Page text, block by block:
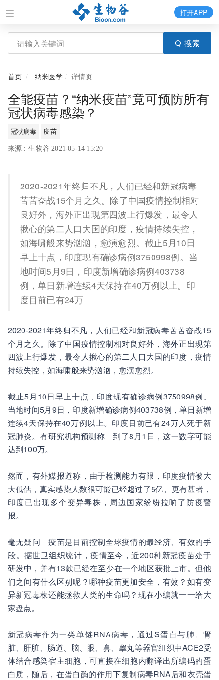
搜索
打开APP
首页 纳米医学 详情页
全能疫苗？“纳米疫苗”竟可预防所有
冠状病毒感染？
冠状病毒 疫苗
来源：生物谷 2021-05-14 15:20
2020-2021年终归不凡，人们已经和新冠病毒
苦苦奋战15个月之久。除了中国疫情控制相对
良好外，海外正出现第四波上行爆发，最令人
揪心的第二人口大国的印度，疫情持续失控，
如海啸般来势汹汹，愈演愈烈。截止5月10日
早上十点，印度现有确诊病例3750998例。当
地时间5月9日，印度新增确诊病例403738
例，单日新增连续4天保持在40万例以上。印
度目前已有24万
2020-2021年终归不凡，人们已经和新冠病毒苦苦奋战15
个月之久。除了中国疫情控制相对良好外，海外正出现第
四波上行爆发，最令人揪心的第二人口大国的印度，疫情
持续失控，如海啸般来势汹汹，愈演愈烈。
截止5月10日早上十点，印度现有确诊病例3750998例。
当地时间5月9日，印度新增确诊病例403738例，单日新增
连续4天保持在40万例以上。印度目前已有24万人死于新
冠肺炎。有研究机构预测称，到了8月1日，这一数字可能
达到100万。
然而，有外媒报道称，由于检测能力有限，印度疫情被大
大低估，真实感染人数很可能已经超过了5亿。更有甚者，
印度已出现多个变异毒株，周边国家纷纷拉响了防疫警
报。
毫无疑问，疫苗是目前控制全球疫情的最经济、有效的手
段。据世卫组织统计，疫情至今，近200种新冠疫苗处于
研发中，并有13款已经在至少在一个地区获批上市。但他
们之间有什么区别呢？哪种疫苗更加安全，有效？如有变
异新冠毒株还能拯救人类的生命吗？现在小编就一一给大
家盘点。
新冠病毒作为一类单链RNA病毒，通过S蛋白与肺、肾
脏、肝脏、肠道、脑、眼、鼻、睾丸等器官组织中ACE2受
体结合感染宿主细胞，可直接在细胞内翻译出所编码的蛋
白质，随后，在蛋白酶的作用下复制病毒RNA后和衣壳蛋